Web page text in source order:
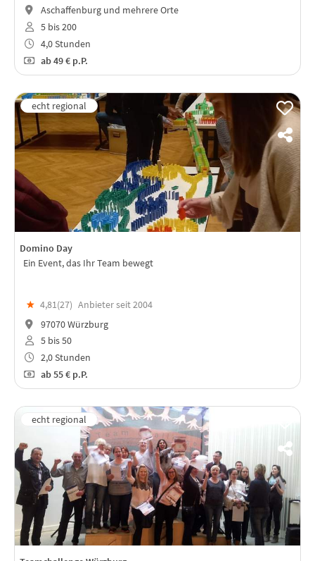
Aschaffenburg und mehrere Orte
5 bis 200
4,0 Stunden
ab49 € p.P.
Domino Day
Ein Event, das Ihr Team bewegt
★ 4,81(27) Anbieter seit 2004
97070 Würzburg
5 bis 50
2,0 Stunden
ab55 € p.P.